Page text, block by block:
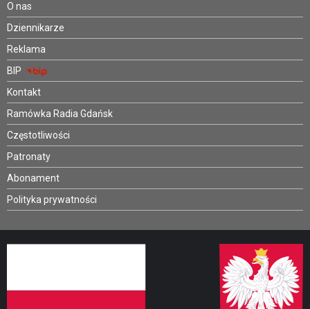
O nas
Dziennikarze
Reklama
BIP
Kontakt
Ramówka Radia Gdańsk
Częstotliwości
Patronaty
Abonament
Polityka prywatności